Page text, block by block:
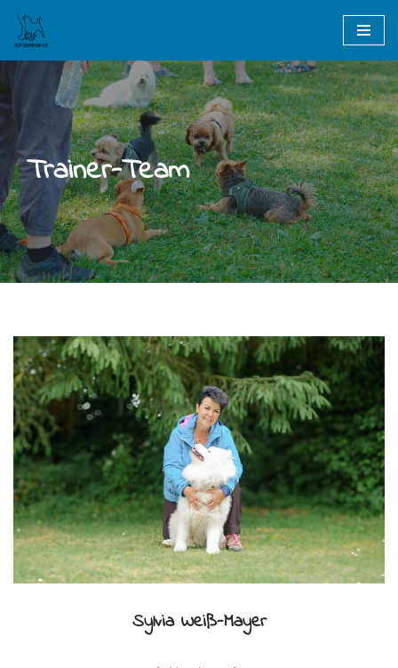
Zum
Inhalt
springen
Trainer-Team
Sylvia Weiß-Mayer